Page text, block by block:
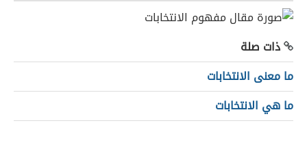
ذات صلة
ما معنى الانتخابات
ما هي الانتخابات